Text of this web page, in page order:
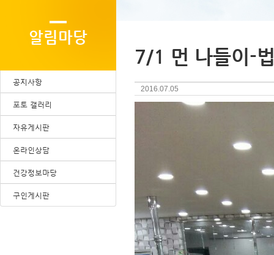
알림마당
공지사항
포토 갤러리
자유게시판
온라인상담
건강정보마당
구인게시판
7/1 먼 나들이-
2016.07.05